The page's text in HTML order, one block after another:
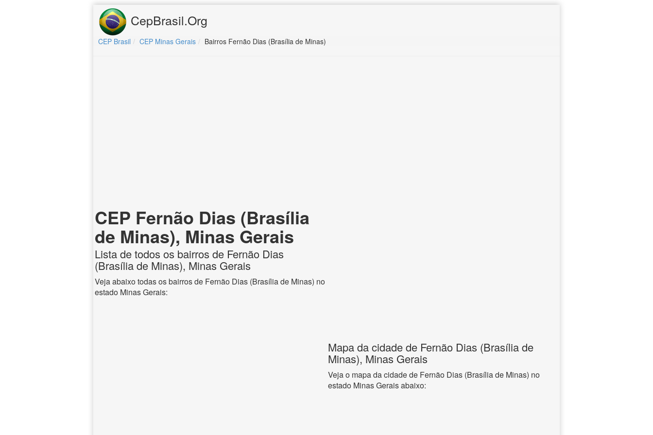
CepBrasil.Org
CEP Brasil CEP Minas Gerais Bairros Fernão Dias (Brasília de Minas)
CEP Fernão Dias (Brasília
de Minas), Minas Gerais
Lista de todos os bairros de Fernão Dias
(Brasília de Minas), Minas Gerais
Veja abaixo todas os bairros de Fernão Dias (Brasília de Minas) no
estado Minas Gerais:
Mapa da cidade de Fernão Dias (Brasília de
Minas), Minas Gerais
Veja o mapa da cidade de Fernão Dias (Brasília de Minas) no
estado Minas Gerais abaixo: